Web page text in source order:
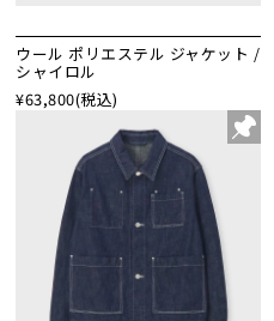
ウール ポリエステル ジャケット /
シャイロル
¥63,800(税込)